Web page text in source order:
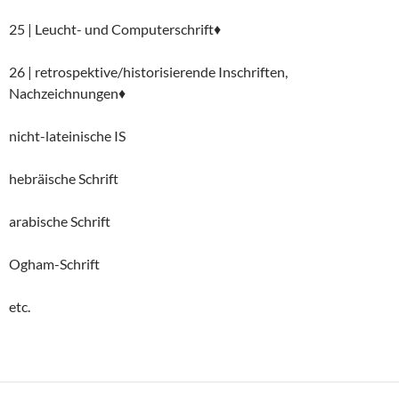
25 | Leucht- und Computerschrift♦
26 | retrospektive/historisierende Inschriften,
Nachzeichnungen♦
nicht-lateinische IS
hebräische Schrift
arabische Schrift
Ogham-Schrift
etc.